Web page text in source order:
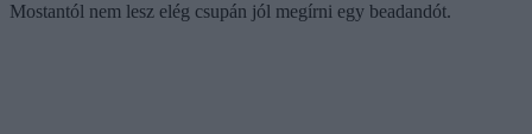
Mostantól nem lesz elég csupán jól megírni egy beadandót.